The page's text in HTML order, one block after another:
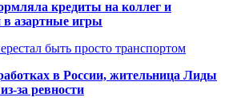
кредиты на коллег и
в азартные игры
быть просто транспортом
в России, жительница Лиды
за ревности